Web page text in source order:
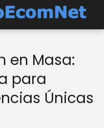
en Masa:
para
Únicas